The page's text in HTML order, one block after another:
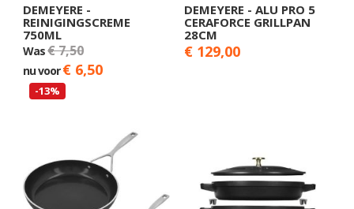
DEMEYERE -
REINIGINGSCREME
750ML
Was€ 7,50
nu voor€ 6,50
-13%
DEMEYERE - ALU PRO 5
CERAFORCE GRILLPAN
28CM
€ 129,00